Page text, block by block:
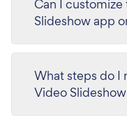
Can I
Slideshow app
What steps do I
Video